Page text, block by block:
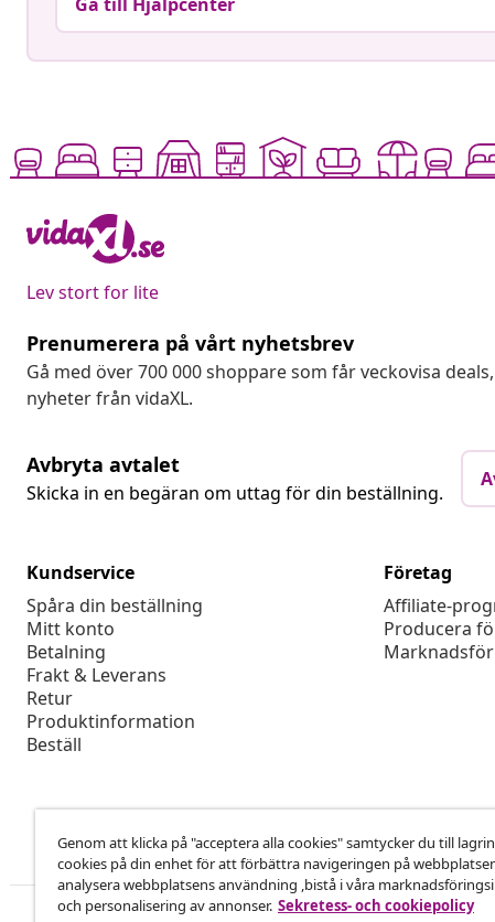
Gå till Hjälpcenter
Lev stort for lite
Prenumerera på vårt nyhetsbrev
Gå med över 700 000 shoppare som får veckovisa
nyheter från vidaXL.
Avbryta avtalet
Skicka in en begäran om uttag för din beställning.
Kundservice
Spåra din beställning
Mitt konto
Betalning
Frakt & Leverans
Retur
Produktinformation
Beställ
Företag
Affiliate-
Producera
Genom att klicka på "acceptera alla cookies" samtycker du till
cookies på din enhet för att förbättra navigeringen på
analysera webbplatsens användning ,bistå i våra
och personalisering av annonser. Sekretess- och cookiepolicy